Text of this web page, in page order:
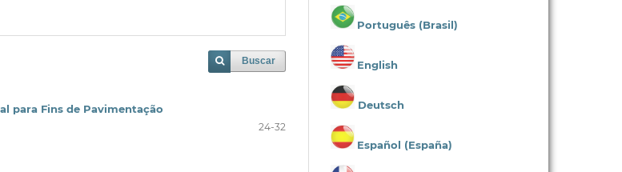
Buscar
para Fins de Pavimentação
24-32
Português (Brasil)
English
Deutsch
Español (España)